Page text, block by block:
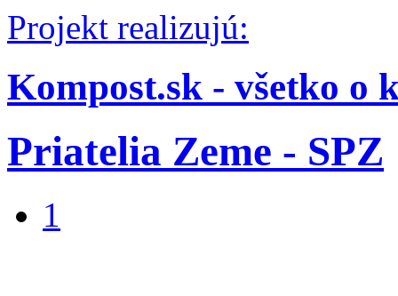
Projekt realizujú:
Kompost.sk - všetko o
Priatelia Zeme - SPZ
1